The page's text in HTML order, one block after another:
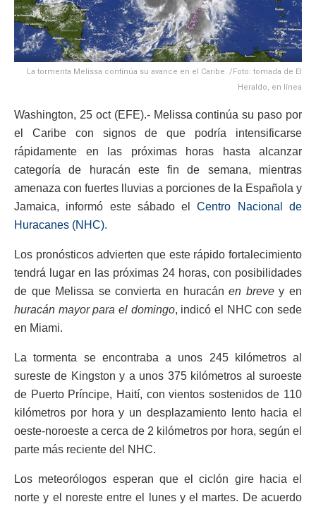
La tormenta Melissa continúa su avance en el Caribe. /Foto: tomada de El
Heraldo, en línea
Washington, 25 oct (EFE).- Melissa continúa su paso por
el Caribe con signos de que podría intensificarse
rápidamente en las próximas horas hasta alcanzar
categoría de huracán este fin de semana, mientras
amenaza con fuertes lluvias a porciones de la Española y
Jamaica, informó este sábado elCentro Nacional de
Huracanes (NHC).
Los pronósticos advierten que este rápido fortalecimiento
tendrá lugar en las próximas 24 horas, con posibilidades
de que Melissa se convierta en huracánen brevey en
huracán mayor para el domingo, indicó el NHC con sede
en Miami.
La tormenta se encontraba a unos 245 kilómetros al
sureste de Kingston y a unos 375 kilómetros al suroeste
de Puerto Príncipe, Haití, con vientos sostenidos de 110
kilómetros por hora y un desplazamiento lento hacia el
oeste-noroeste a cerca de 2 kilómetros por hora, según el
parte más reciente del NHC.
Los meteorólogos esperan que el ciclón gire hacia el
norte y el noreste entre el lunes y el martes. De acuerdo